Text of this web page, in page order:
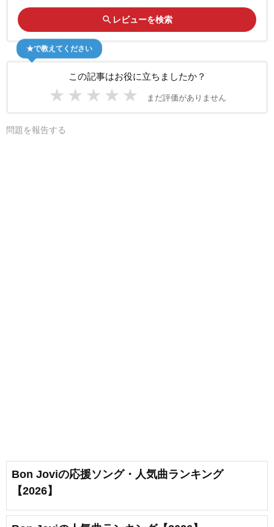
search レビューを検索
この記事はお役に立ちましたか？
★ ★ ★ ★ ★ まだ評価がありません
★で教えてください
問題を報告する
Bon Joviの応援ソング・人気曲ランキング
【2026】